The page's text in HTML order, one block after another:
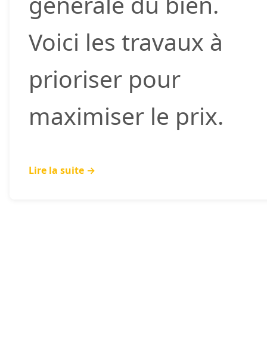
Voici les travaux à
prioriser pour
maximiser le prix.
Lire la suite →